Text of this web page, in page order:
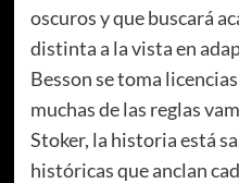
oscuros y que buscará
distinta a la vista en
Besson se toma
muchas de las reglas
Stoker, la historia está
históricas que anclan